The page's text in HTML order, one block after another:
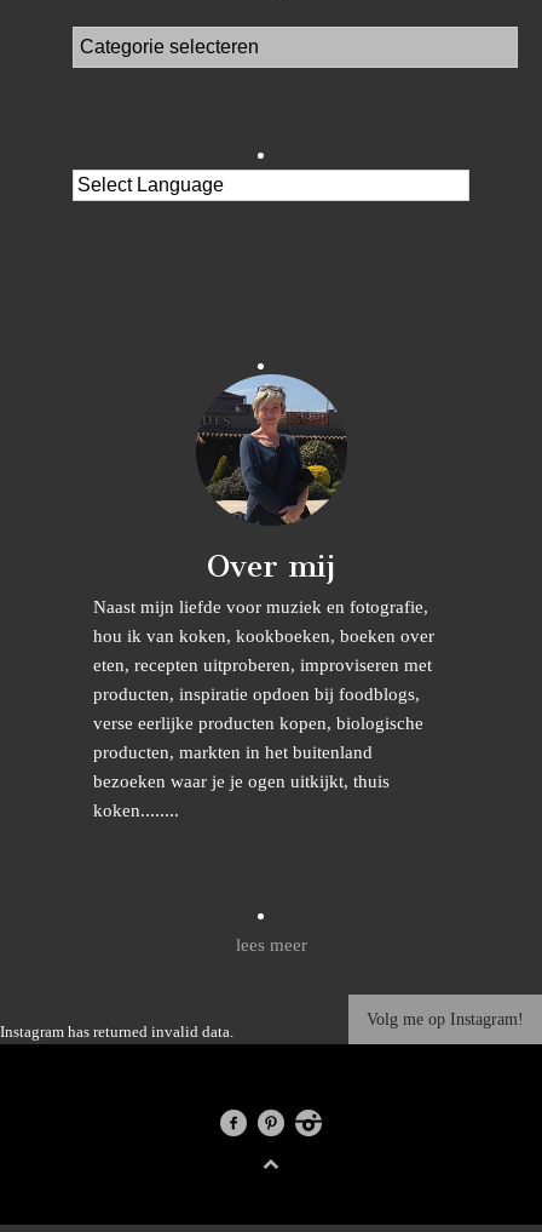
Over mij
Naast mijn liefde voor muziek en fotografie,
hou ik van koken, kookboeken, boeken over
eten, recepten uitproberen, improviseren met
producten, inspiratie opdoen bij foodblogs,
verse eerlijke producten kopen, biologische
producten, markten in het buitenland
bezoeken waar je je ogen uitkijkt, thuis
koken........
lees meer
Instagram has returned invalid data.
Volg me op Instagram!